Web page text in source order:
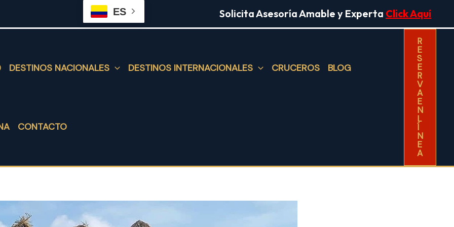
ES Solicita Asesoría Amable y Experta Click Aquí
DESTINOS NACIONALES DESTINOS INTERNACIONALES CRUCEROS BLOG
CONTACTO
R
E
S
E
R
V
A
E
N
L
Í
N
E
A